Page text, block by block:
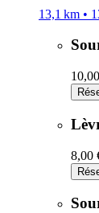
13,1 km •
8,00